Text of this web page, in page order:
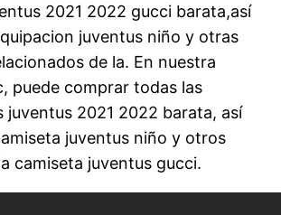
2021 2022 gucci barata,así
juventus niño y otras
de la. En nuestra
puede comprar todas las
juventus 2021 2022 barata, así
juventus niño y otros
camiseta juventus gucci.